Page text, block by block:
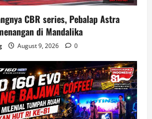
CBR series, Pebalap Astra
di Mandalika
August 9, 2026 0